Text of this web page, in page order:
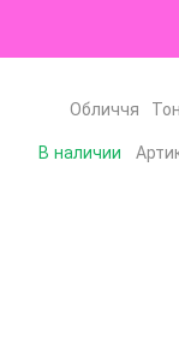
Обличчя
В наличии